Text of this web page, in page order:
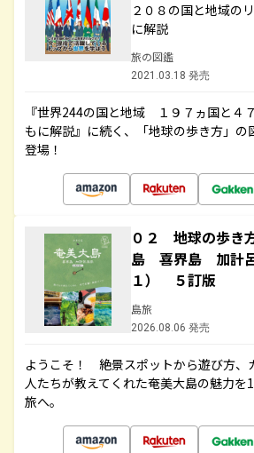
２０８の国と地域の
に解説
旅の図鑑
2021.03.18 発売
『世界244の国と地域 １９７ヵ国と４
もに解説』に続く、「地球の歩き方」の
登場！
０２ 地球の歩
島 喜界島 加計
１） ５訂版
島旅
2026.08.06 発売
ようこそ！ 絶景スポットから遊び方、
人たちが教えてくれた奄美大島の魅力を
旅へ。